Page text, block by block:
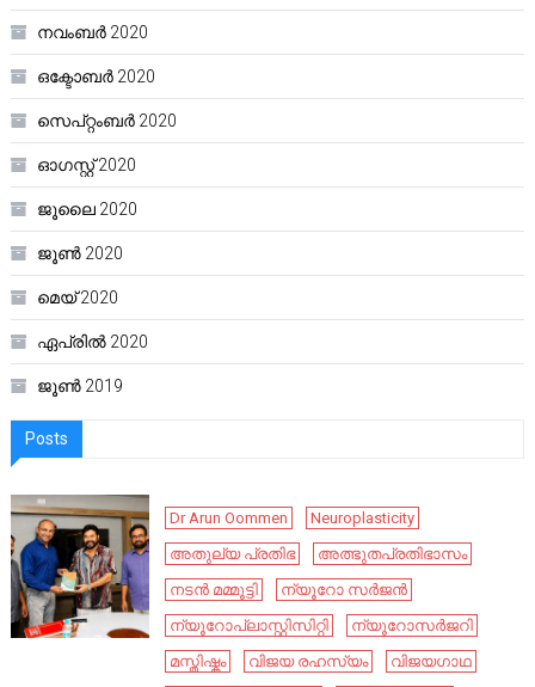
നവംബർ 2020
ഒക്ടോബർ 2020
സെപ്റ്റംബർ 2020
ഓഗസ്റ്റ്‌ 2020
ജൂലൈ 2020
ജൂൺ 2020
മെയ്‌ 2020
ഏപ്രിൽ 2020
ജൂൺ 2019
Posts
Dr Arun Oommen
Neuroplasticity
അതുല്യ പ്രതിഭ
അത്ഭുതപ്രതിഭാസം
നടൻ മമ്മൂട്ടി
ന്യൂറോ സർജൻ
ന്യൂറോപ്ലാസ്റ്റിസിറ്റി
ന്യൂറോസർജറി
മസ്തിഷ്കം
വിജയ രഹസ്യം
വിജയഗാഥ